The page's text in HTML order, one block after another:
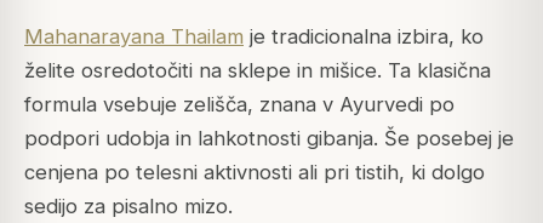
Mahanarayana Thailam je tradicionalna izbira, ko
želite osredotočiti na sklepe in mišice. Ta klasična
formula vsebuje zelišča, znana v Ayurvedi po
podpori udobja in lahkotnosti gibanja. Še posebej je
cenjena po telesni aktivnosti ali pri tistih, ki dolgo
sedijo za pisalno mizo.